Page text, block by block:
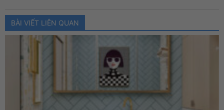
BÀI VIẾT LIÊN QUAN